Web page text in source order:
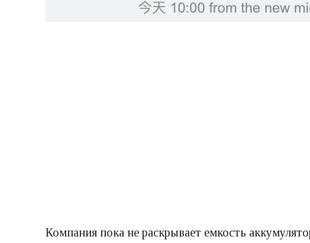
Компания пока не раскрывает емкость